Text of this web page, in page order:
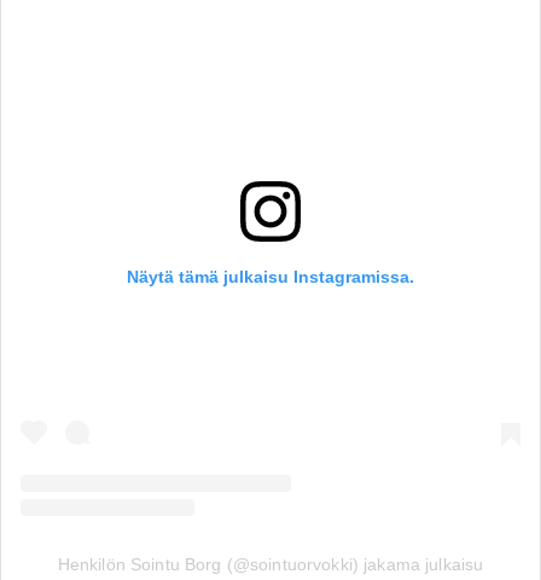
Näytä tämä julkaisu Instagramissa.
Henkilön Sointu Borg (@sointuorvokki) jakama julkaisu